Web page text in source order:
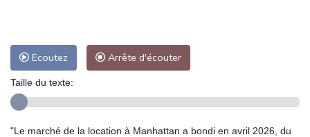
Ecoutez Arrête d'écouter
Taille du texte:
"Le marché de la location à Manhattan a bondi en avril 2026, du